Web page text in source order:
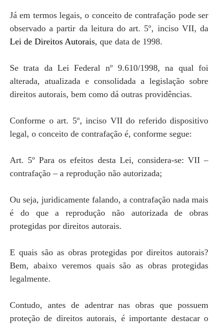
Já em termos legais, o conceito de contrafação pode ser
observado a partir da leitura do art. 5º, inciso VII, da
Lei de Direitos Autorais, que data de 1998.
Se trata da Lei Federal nº 9.610/1998, na qual foi
alterada, atualizada e consolidada a legislação sobre
direitos autorais, bem como dá outras providências.
Conforme o art. 5º, inciso VII do referido dispositivo
legal, o conceito de contrafação é, conforme segue:
Art. 5º Para os efeitos desta Lei, considera-se: VII –
contrafação – a reprodução não autorizada;
Ou seja, juridicamente falando, a contrafação nada mais
é do que a reprodução não autorizada de obras
protegidas por direitos autorais.
E quais são as obras protegidas por direitos autorais?
Bem, abaixo veremos quais são as obras protegidas
legalmente.
Contudo, antes de adentrar nas obras que possuem
proteção de direitos autorais, é importante destacar o